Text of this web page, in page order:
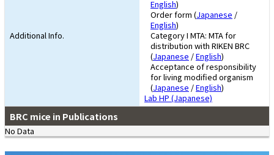
Additional Info.
English)
Order form (Japanese /
English)
Category I MTA: MTA for
distribution with RIKEN BRC
(Japanese /English)
Acceptance of responsibility
for living modified organism
(Japanese /English)
Lab HP (Japanese)
BRC mice in Publications
No Data